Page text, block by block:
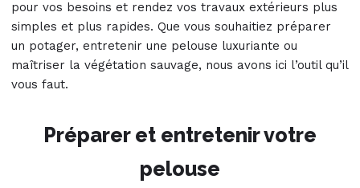
pour vos besoins et rendez vos travaux extérieurs plus
simples et plus rapides. Que vous souhaitiez préparer
un potager, entretenir une pelouse luxuriante ou
maîtriser la végétation sauvage, nous avons ici l’outil qu’il
vous faut.
Préparer et entretenir votre
pelouse